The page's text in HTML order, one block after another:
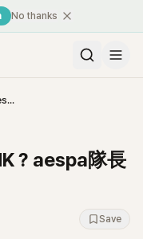
No thanks
成長速度媲美BLACKPINK？aespa隊長Karina：不想做替代品！
？aespa隊長
Save